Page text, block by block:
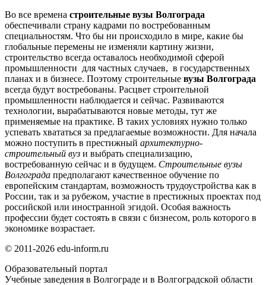
Во все времена строительные вузы Волгограда
обеспечивали страну кадрами по востребованным
специальностям. Что бы ни происходило в мире, какие бы
глобальные перемены не изменяли картину жизни,
строительство всегда оставалось необходимой сферой
промышленности для частных случаев, в государственных
планах и в бизнесе. Поэтому строительные вузы Волгограда
всегда будут востребованы. Расцвет строительной
промышленности наблюдается и сейчас. Развиваются
технологии, вырабатываются новые методы, тут же
применяемые на практике. В таких условиях нужно только
успевать хвататься за предлагаемые возможности. Для начала
можно поступить в престижный архитектурно-
строительный вуз и выбрать специализацию,
востребованную сейчас и в будущем. Строительные вузы
Волгограда предполагают качественное обучение по
европейским стандартам, возможность трудоустройства как в
России, так и за рубежом, участие в престижных проектах под
российской или иностранной эгидой. Особая важность
профессии будет состоять в связи с бизнесом, роль которого в
экономике возрастает.
© 2011-2026 edu-inform.ru
Образовательный портал
Учебные заведения в Волгограде и в Волгоградской области